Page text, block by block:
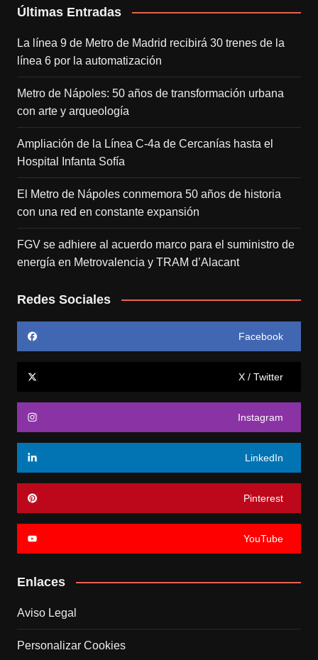
Últimas Entradas
La línea 9 de Metro de Madrid recibirá 30 trenes de la
línea 6 por la automatización
Metro de Nápoles: 50 años de transformación urbana
con arte y arqueología
Ampliación de la Línea C-4a de Cercanías hasta el
Hospital Infanta Sofía
El Metro de Nápoles conmemora 50 años de historia
con una red en constante expansión
FGV se adhiere al acuerdo marco para el suministro de
energía en Metrovalencia y TRAM d’Alacant
Redes Sociales
Facebook
X / Twitter
Instagram
LinkedIn
Pinterest
YouTube
Enlaces
Aviso Legal
Personalizar Cookies